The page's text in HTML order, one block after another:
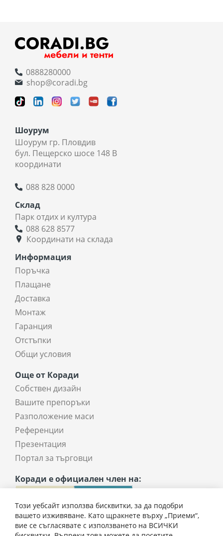
0888280000
shop@coradi.bg
Шоурум
Шоурум гр. Пловдив
бул. Пещерско шосе 148 В
координати
088 828 0000
Склад
Парк отдих и култура
088 628 8577
Координати на склада
Информация
Поръчка
Плащане
Доставка
Монтаж
Гаранция
Отстъпки
Общи условия
Още от Коради
Собствен дизайн
Вашите препоръки
Разположение маси
Референции
Презентация
Портал за търговци
Коради е официален член на:
Този уебсайт използва бисквитки, за да подобри
вашето изживяване. Като щракнете върху „Приеми“,
вие се съгласявате с използването на ВСИЧКИ